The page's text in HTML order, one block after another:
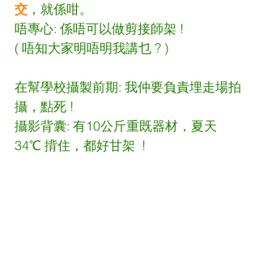
交 ，就係咁。
唔專心: 係唔可以做剪接師架 !
( 唔知大家明唔明我講乜 ? )
在幫學校攝製前期: 我仲要負責埋走場拍
攝，點死 !
攝影背囊: 有10公斤重既器材， 夏天
34℃ 揹住，都好甘架  !